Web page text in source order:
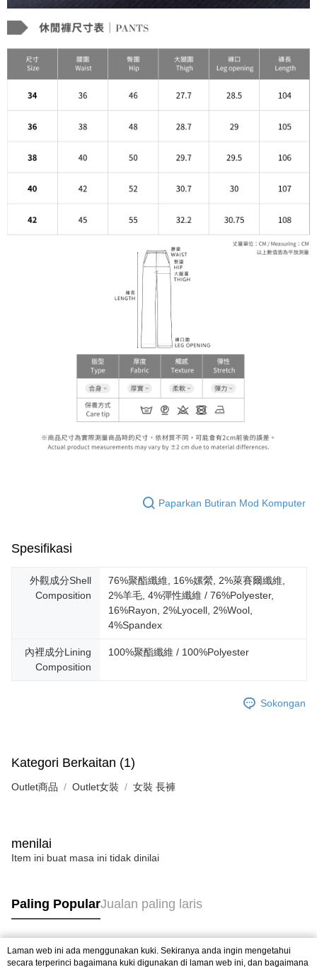
Paparkan Butiran Mod Komputer
Spesifikasi
外觀成分Shell
Composition
76%聚酯纖維, 16%嫘縈, 2%萊賽爾纖維,
2%羊毛, 4%彈性纖維 / 76%Polyester,
16%Rayon, 2%Lyocell, 2%Wool,
4%Spandex
內裡成分Lining
Composition
100%聚酯纖維 / 100%Polyester
Sokongan
Kategori Berkaitan (1)
Outlet商品 Outlet女裝 女裝 長褲
menilai
Item ini buat masa ini tidak dinilai
Paling PopularJualan paling laris
Tag Popular
Laman web ini ada menggunakan kuki. Sekiranya anda ingin mengetahui
secara terperinci bagaimana kuki digunakan di laman web ini, dan bagaimana